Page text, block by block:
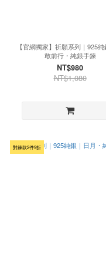
【官網獨家】祈願系列｜925
敢前行・純銀手鍊
NT$980
NT$1,080
對鍊款2件9折